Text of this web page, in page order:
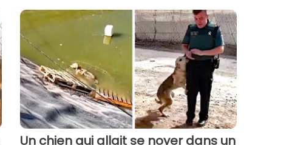
Un chien qui allait se noyer dans un